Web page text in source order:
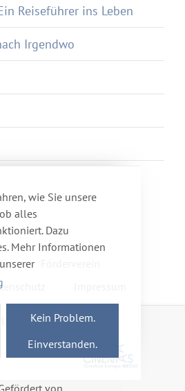
wie Sie unsere
alles
Dazu
Mehr Informationen
Kein Problem.
Einverstanden.
Reiseführer ins Leben
Irgendwo
im Netzwerk